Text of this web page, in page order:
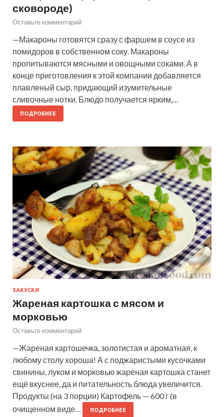
сковороде)
Оставьте комментарий
—Макароны готовятся сразу с фаршем в соусе из
помидоров в собственном соку. Макароны
пропитываются мясными и овощными соками. А в
конце приготовления к этой компании добавляется
плавленый сыр, придающий изумительные
сливочные нотки. Блюдо получается ярким,…
ПОДРОБНЕЕ
ЗАКУСКИ
Жареная картошка с мясом и
морковью
Оставьте комментарий
—Жареная картошечка, золотистая и ароматная, к
любому столу хороша! А с поджаристыми кусочками
свинины, луком и морковью жареная картошка станет
ещё вкуснее, да и питательность блюда увеличится.
Продукты (на 3 порции) Картофель — 600 г (в
очищенном виде…
ПОДРОБНЕЕ